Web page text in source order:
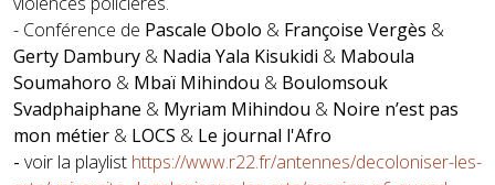
- Conférence de Pascale Obolo & Françoise Vergès &
Gerty Dambury & Nadia Yala Kisukidi & Maboula
Soumahoro & Mbaï Mihindou & Boulomsouk
Svadphaiphane & Myriam Mihindou & Noire n’est pas
mon métier & LOCS & Le journal l'Afro
- voir la playlist https://www.r22.fr/antennes/decoloniser-les-